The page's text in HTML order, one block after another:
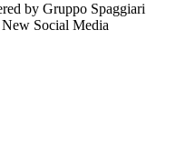
by Gruppo Spaggiari
Social Media